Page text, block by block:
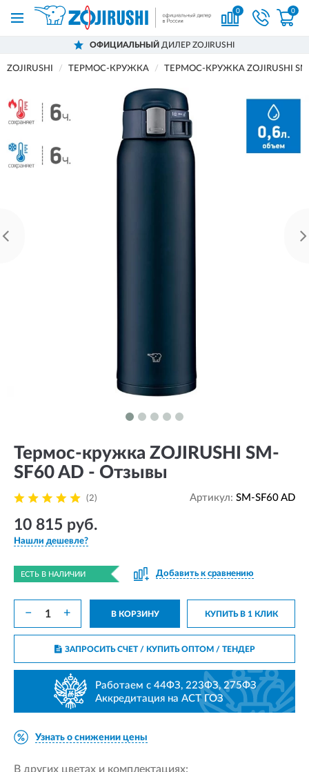
0 0
ОФИЦИАЛЬНЫЙ ДИЛЕР ZOJIRUSHI
ZOJIRUSHI ТЕРМОС-КРУЖКА ТЕРМОС-КРУЖКА ZOJIRUSHI
Термос-кружка ZOJIRUSHI SM-
SF60 AD - Отзывы
(2) Артикул: SM-SF60 AD
10 815 руб.
Нашли дешевле?
ЕСТЬ В НАЛИЧИИ Добавить к сравнению
− + В КОРЗИНУ КУПИТЬ В 1 КЛИК
ЗАПРОСИТЬ СЧЕТ / КУПИТЬ ОПТОМ/ ТЕНДЕР
Работаем с 44ФЗ, 223ФЗ, 275ФЗ
Аккредитация на АСТ ГОЗ
Узнать о снижении цены
В других цветах и комплектациях: